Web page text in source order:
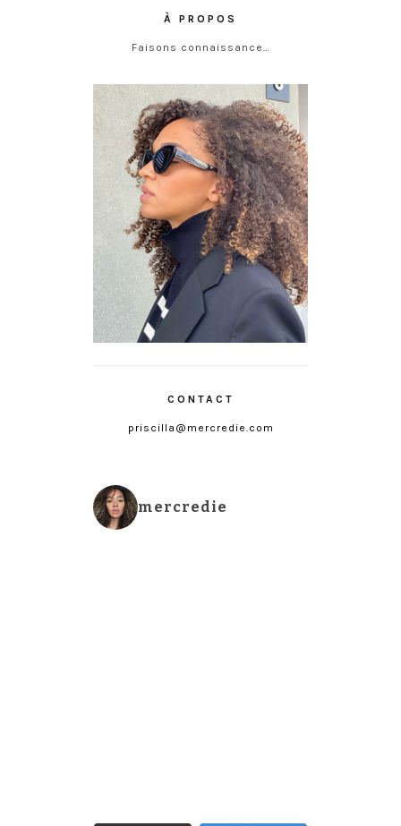
À PROPOS
Faisons connaissance…
CONTACT
priscilla@mercredie.com
mercredie